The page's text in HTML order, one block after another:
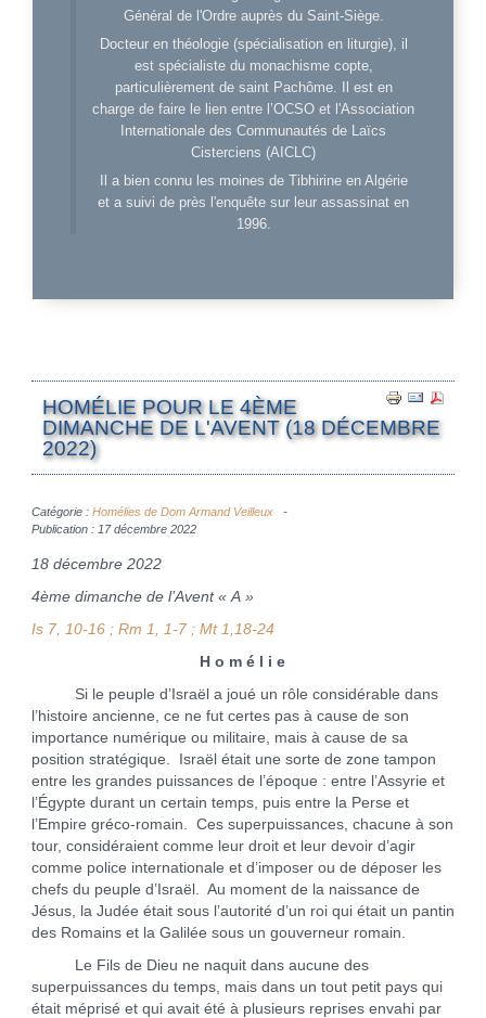
Général de l'Ordre auprès du Saint-Siège.
Docteur en théologie (spécialisation en liturgie), il
est spécialiste du monachisme copte,
particulièrement de saint Pachôme. Il est en
charge de faire le lien entre l’OCSO et l'Association
Internationale des Communautés de Laïcs
Cisterciens (AICLC)
Il a bien connu les moines de Tibhirine en Algérie
et a suivi de près l'enquête sur leur assassinat en
1996.
HOMÉLIE POUR LE 4ÈME
DIMANCHE DE L'AVENT (18 DÉCEMBRE
2022)
Catégorie : Homélies de Dom Armand Veilleux
Publication : 17 décembre 2022
18 décembre 2022
4ème dimanche de l’Avent « A »
Is 7, 10-16 ; Rm 1, 1-7 ; Mt 1,18-24
H o m é l i e
Si le peuple d’Israël a joué un rôle considérable dans
l’histoire ancienne, ce ne fut certes pas à cause de son
importance numérique ou militaire, mais à cause de sa
position stratégique. Israël était une sorte de zone tampon
entre les grandes puissances de l’époque : entre l’Assyrie et
l’Égypte durant un certain temps, puis entre la Perse et
l’Empire gréco-romain. Ces superpuissances, chacune à son
tour, considéraient comme leur droit et leur devoir d’agir
comme police internationale et d’imposer ou de déposer les
chefs du peuple d’Israël. Au moment de la naissance de
Jésus, la Judée était sous l’autorité d’un roi qui était un pantin
des Romains et la Galilée sous un gouverneur romain.
Le Fils de Dieu ne naquit dans aucune des
superpuissances du temps, mais dans un tout petit pays qui
était méprisé et qui avait été à plusieurs reprises envahi par